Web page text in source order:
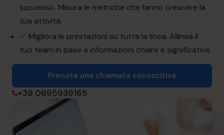
successo. Misura le metriche che fanno crescere la
tua attività.
Migliora le prestazioni su tutta la linea. Allinea il
tuo team in base a informazioni chiare e significative.
Prenota una chiamata conoscitiva
+39 0695939165